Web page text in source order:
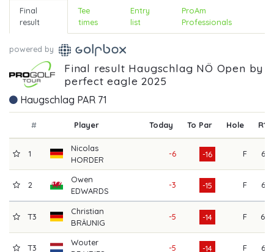
Final
result
Tee
times
Entry
list
ProAm
Professionals
powered by
Final result Haugschlag NÖ Open by
perfect eagle 2025
Haugschlag PAR 71
# Player Today To Par Hole R1
1
Nicolas
HORDER
-6 -16 F 63
2
Owen
EDWARDS
-3 -15 F 63
T3
Christian
BRÄUNIG
-5 -14 F 69
T3
Wouter
-5 -14 F 63